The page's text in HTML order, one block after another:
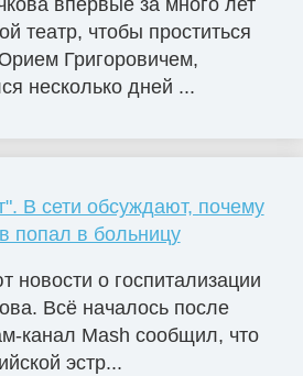
впервые за много лет
театр, чтобы проститься
Григоровичем,
несколько дней ...
В сети обсуждают, почему
попал в больницу
новости о госпитализации
Всё началось после
канал Mash сообщил, что
эстр...